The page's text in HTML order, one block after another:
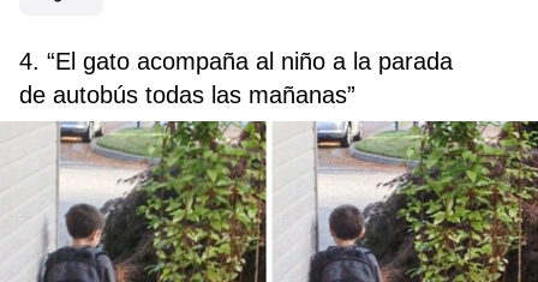
4. “El gato acompaña al niño a la parada
de autobús todas las mañanas”